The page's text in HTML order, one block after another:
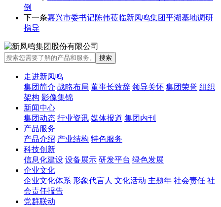
例
下一条嘉兴市委书记陈伟莅临新凤鸣集团平湖基地调研
指导
走进新凤鸣
集团简介 战略布局 董事长致辞 领导关怀 集团荣誉 组织
架构 影像集锦
新闻中心
集团动态 行业资讯 媒体报道 集团内刊
产品服务
产品介绍 产业结构 特色服务
科技创新
信息化建设 设备展示 研发平台 绿色发展
企业文化
企业文化体系 形象代言人 文化活动 主题年 社会责任 社
会责任报告
党群联动